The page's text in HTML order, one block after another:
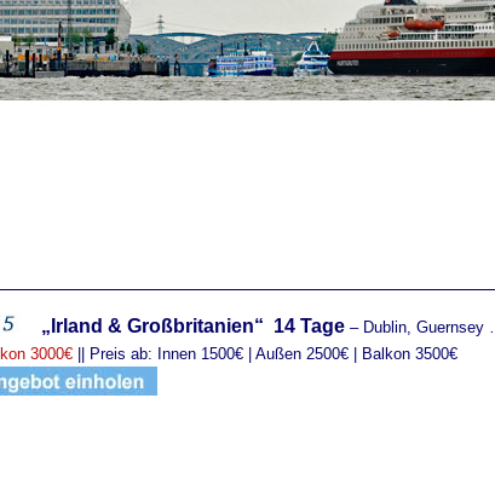
„Irland & Großbritanien“ 14 Tage – Dublin, Guernsey
3000€ || Preis ab: Innen 1500€ | Außen 2500€ | Balkon 3500€